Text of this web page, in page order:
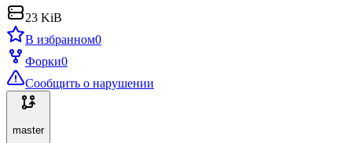
23 KiB
В избранном0
Форки0
Сообщить о нарушении
master